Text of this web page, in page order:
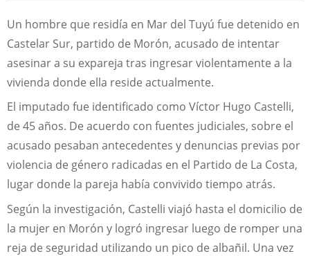
Un hombre que residía en Mar del Tuyú fue detenido en
Castelar Sur, partido de Morón, acusado de intentar
asesinar a su expareja tras ingresar violentamente a la
vivienda donde ella reside actualmente.
El imputado fue identificado como Víctor Hugo Castelli,
de 45 años. De acuerdo con fuentes judiciales, sobre el
acusado pesaban antecedentes y denuncias previas por
violencia de género radicadas en el Partido de La Costa,
lugar donde la pareja había convivido tiempo atrás.
Según la investigación, Castelli viajó hasta el domicilio de
la mujer en Morón y logró ingresar luego de romper una
reja de seguridad utilizando un pico de albañil. Una vez